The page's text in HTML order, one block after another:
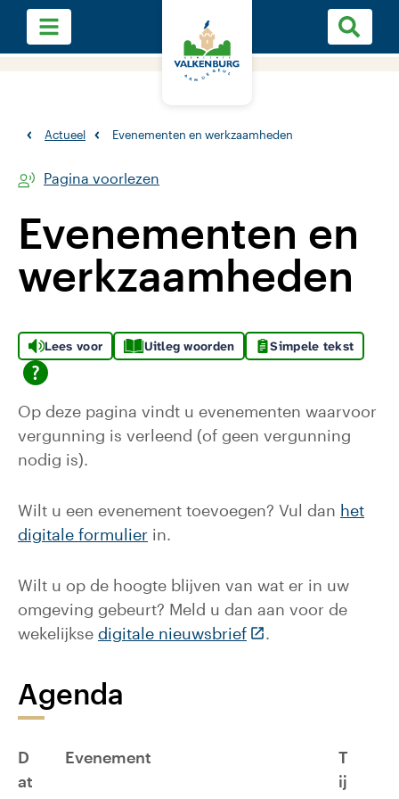
Actueel Evenementen en werkzaamheden
Pagina voorlezen
Evenementen en
werkzaamheden
Lees voor Uitleg woorden Simpele tekst
Op deze pagina vindt u evenementen waarvoor
vergunning is verleend (of geen vergunning
nodig is).
Wilt u een evenement toevoegen? Vul dan het
digitale formulier in.
Wilt u op de hoogte blijven van wat er in uw
omgeving gebeurt? Meld u dan aan voor de
wekelijkse digitale nieuwsbrief(Deze link gaat
.
Agenda
D
at
Evenement
T
ij